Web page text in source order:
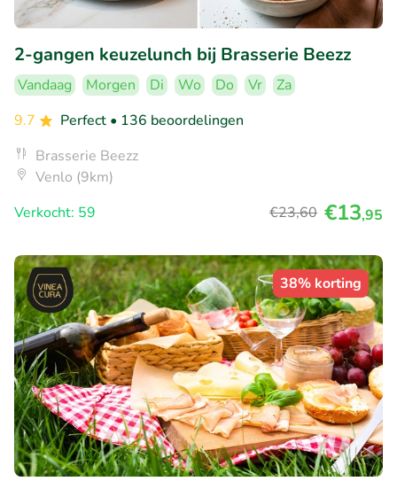
2-gangen keuzelunch bij Brasserie Beezz
Vandaag Morgen Di Wo Do Vr
Za
9.7
Perfect • 136 beoordelingen
Brasserie Beezz
Venlo (9km)
Verkocht: 59
€23,60 €13,95
38% korting